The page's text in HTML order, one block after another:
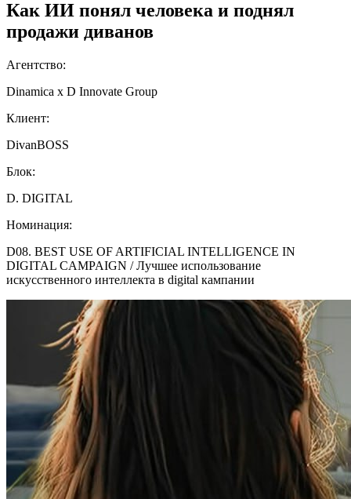
Как ИИ понял человека и поднял
продажи диванов
Агентство:
Dinamica x D Innovate Group
Клиент:
DivanBOSS
Блок:
D. DIGITAL
Номинация:
D08. BEST USE OF ARTIFICIAL INTELLIGENCE IN
DIGITAL CAMPAIGN / Лучшее использование
искусственного интеллекта в digital кампании